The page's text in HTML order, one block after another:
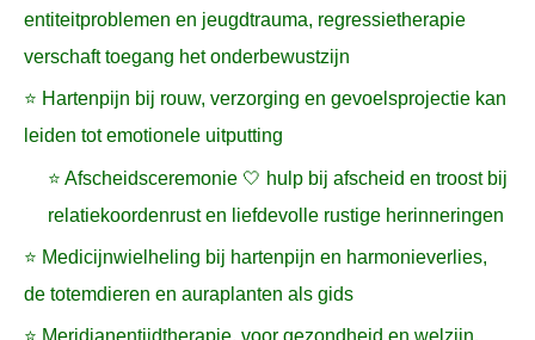
entiteitproblemen en jeugdtrauma, regressietherapie
verschaft toegang het onderbewustzijn
⭐ Hartenpijn bij rouw, verzorging en gevoelsprojectie kan
leiden tot emotionele uitputting
⭐ Afscheidsceremonie 🤍 hulp bij afscheid en troost bij
relatiekoordenrust en liefdevolle rustige herinneringen
⭐ Medicijnwielheling bij hartenpijn en harmonieverlies,
de totemdieren en auraplanten als gids
⭐ Meridianentijdtherapie, voor gezondheid en welzijn,